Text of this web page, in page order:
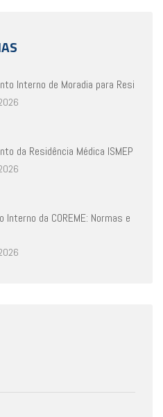
Interno de Moradia para Resi
da Residência Médica ISMEP
Interno da COREME: Normas e